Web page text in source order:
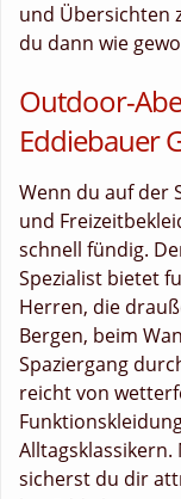
und Übersichten
du dann wie
Outdoor-
Eddiebauer
Wenn du auf der
und
schnell fündig.
Spezialist bietet
Herren, die
Bergen, beim
Spaziergang
reicht von
sicherst du dir